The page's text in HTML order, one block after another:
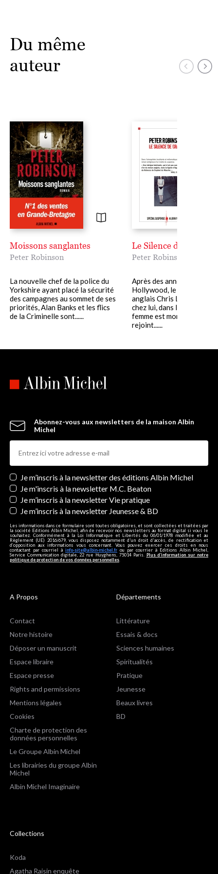
Du même
auteur
Moissons sanglantes
Peter Robinson
La nouvelle chef de la police du
Yorkshire ayant placé la sécurité
des campagnes au sommet de ses
priorités, Alan Banks et les flics
de la Criminelle sont......
Le Silence de Grace
Peter Robinson
Après des années de
Hollywood, le compositeur
anglais Chris Lowndes
chez lui, dans le Yorkshire.
femme est morte, et Chris
rejoint......
Abonnez-vous aux newsletters de la maison Albin
Michel
Newsletters
Je m’inscris à la newsletter des éditions Albin Michel
Je m'inscris à la newsletter M.C. Beaton
Je m’inscris à la newsletter Vie pratique
Je m’inscris à la newsletter Jeunesse & BD
Les informations dans ce formulaire sont toutes obligatoires, et sont collectées et traitées par
la société Editions Albin Michel, afin de recevoir nos newsletters au format digital si vous le
souhaitez. Conformément à la Loi Informatique et Libertés du 06/01/1978 modifiée et au
Règlement (UE) 2016/679, vous disposez notamment d'un droit d'accès, de rectification et
d’opposition aux informations vous concernant. Vous pouvez exercer ces droits en nous
contactant par courriel à info-site@albin-michel.fr ou par courrier à Editions Albin Michel,
Service Communication digitale, 22 rue Huyghens, 75014 Paris. Plus d’information sur notre
politique de protection de vos données personnelles.
A Propos
Contact
Notre histoire
Déposer un manuscrit
Espace libraire
Espace presse
Rights and permissions
Mentions légales
Cookies
Charte de protection des
données personnelles
Le Groupe Albin Michel
Les librairies du groupe Albin
Michel
Albin Michel Imaginaire
Départements
Littérature
Essais & docs
Sciences humaines
Spiritualités
Pratique
Jeunesse
Beaux livres
BD
Collections
Koda
Agatha Raisin enquête